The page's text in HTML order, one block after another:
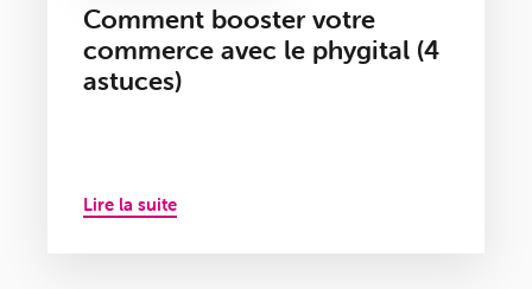
Comment booster votre
commerce avec le phygital (4
astuces)
Lire la suite